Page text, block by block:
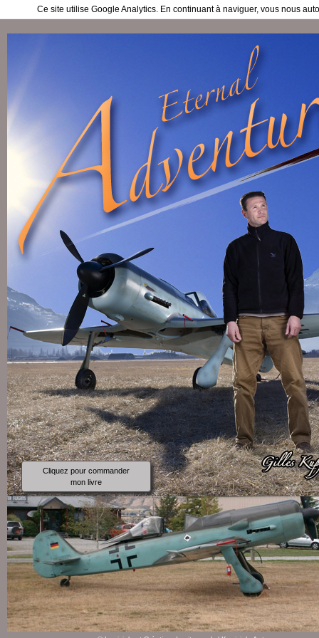
Ce site utilise Google Analytics. En continuant à naviguer, vous nous
Cliquez pour commander
mon livre